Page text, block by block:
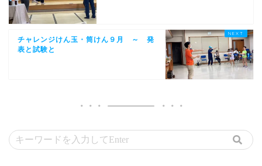
チャレンジけん玉・筒けん９月 ～ 発
表と試験と